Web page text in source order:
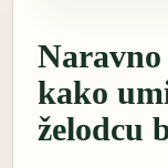
kako
želodcu